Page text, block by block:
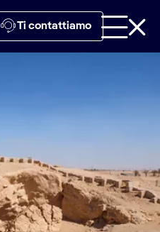
Ti contattiamo